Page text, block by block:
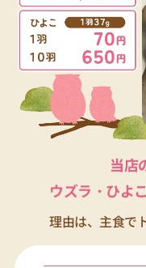
当店
ウズラ・ひよ
理由は、主食で